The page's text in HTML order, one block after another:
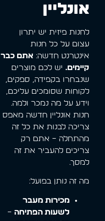
אונליין
לחנות פיזית יש יתרון
עצום על כל חנות
אינטרנט חדשה: אתם כבר
קיימים. יש לכם מוצרים
שנבחרו בקפידה, ספקים,
לקוחות שסומכים עליכם,
וידע על מה נמכר ולמה.
חנות אונליין חדשה מאפס
צריכה לבנות את כל זה
מהתחלה – אתם רק
צריכים להעביר את זה
למסך.
מה זה נותן בפועל:
מכירות מעבר
לשעות הפתיחה –